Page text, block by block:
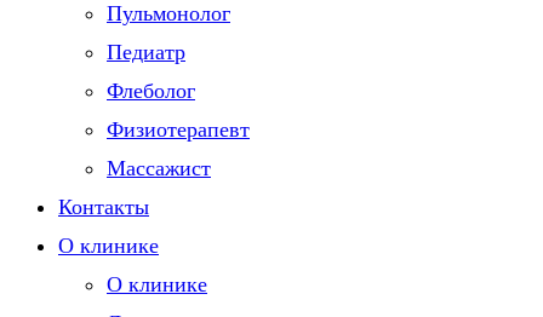
Пульмонолог
Педиатр
Флеболог
Физиотерапевт
Массажист
Контакты
О клинике
О клинике